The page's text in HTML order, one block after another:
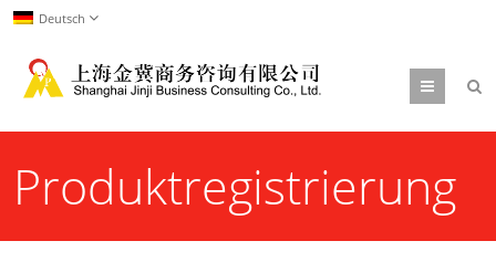
Deutsch
Menu
Produktregistrierung